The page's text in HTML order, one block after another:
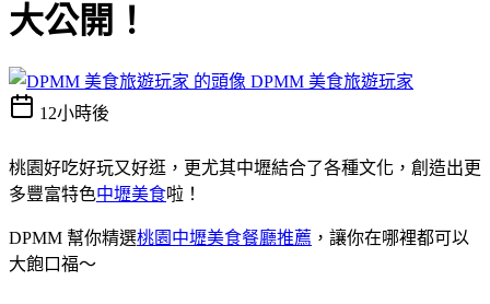
大公開！
DPMM 美食旅遊玩家
12小時後
桃園好吃好玩又好逛，更尤其中壢結合了各種文化，創造出更
多豐富特色中壢美食啦！
DPMM 幫你精選桃園中壢美食餐廳推薦 ，讓你在哪裡都可以
大飽口福～